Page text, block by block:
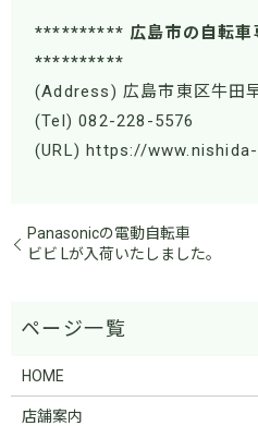
********** 広島市の自転車
**********
(Address) 広島市東区牛田
(Tel) 082-228-5576
(URL) https://
Panasonicの電動自転車
ビビ Lが入荷いたしました。
HOME
店舗案内